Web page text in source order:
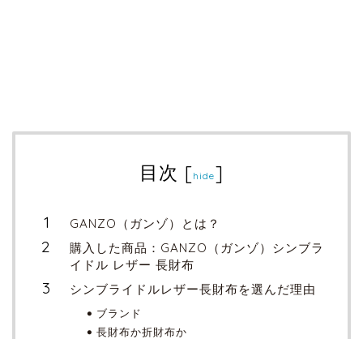
目次 [hide]
GANZO（ガンゾ）とは？
購入した商品：GANZO（ガンゾ）シンブラ
イドル レザー 長財布
シンブライドルレザー長財布を選んだ理由
ブランド
長財布か折財布か